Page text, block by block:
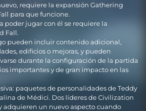
requiere la expansión Gathering
para que funcione.
poder jugar con él se requiere la
Fall.
pueden incluir contenido adicional,
edificios o mejoras, y pueden
durante la configuración de la partida
importantes y de gran impacto en las
paquetes de personalidades de Teddy
de Médici. Dos líderes de Civilization
adquieren un nuevo aspecto cuando